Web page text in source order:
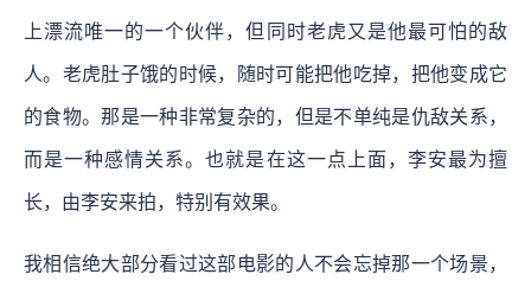
上漂流唯一的一个伙伴，但同时老虎又是他最可怕的敌
人。老虎肚子饿的时候，随时可能把他吃掉，把他变成它
的食物。那是一种非常复杂的，但是不单纯是仇敌关系，
而是一种感情关系。也就是在这一点上面，李安最为擅
长，由李安来拍，特别有效果。
我相信绝大部分看过这部电影的人不会忘掉那一个场景，